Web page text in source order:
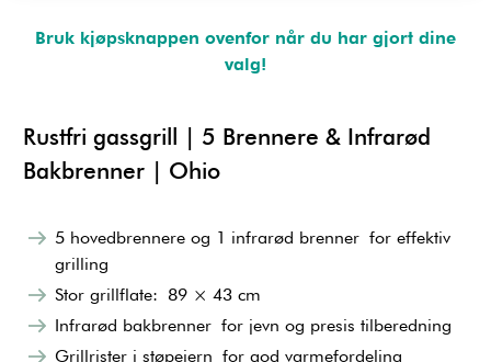
Bruk kjøpsknappen ovenfor når du har gjort dine
valg!
Rustfri gassgrill | 5 Brennere & Infrarød
Bakbrenner | Ohio
5 hovedbrennere og 1 infrarød brenner for effektiv
grilling
Stor grillflate: 89 × 43 cm
Infrarød bakbrenner for jevn og presis tilberedning
Grillrister i støpejern for god varmefordeling